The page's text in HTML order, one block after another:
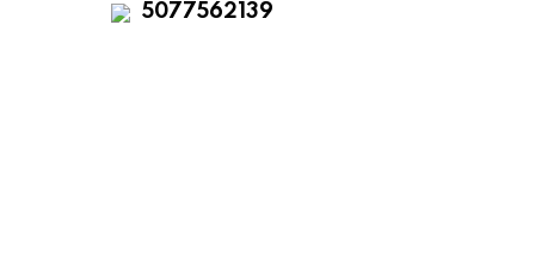
5077562139